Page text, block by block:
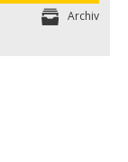
Archiv